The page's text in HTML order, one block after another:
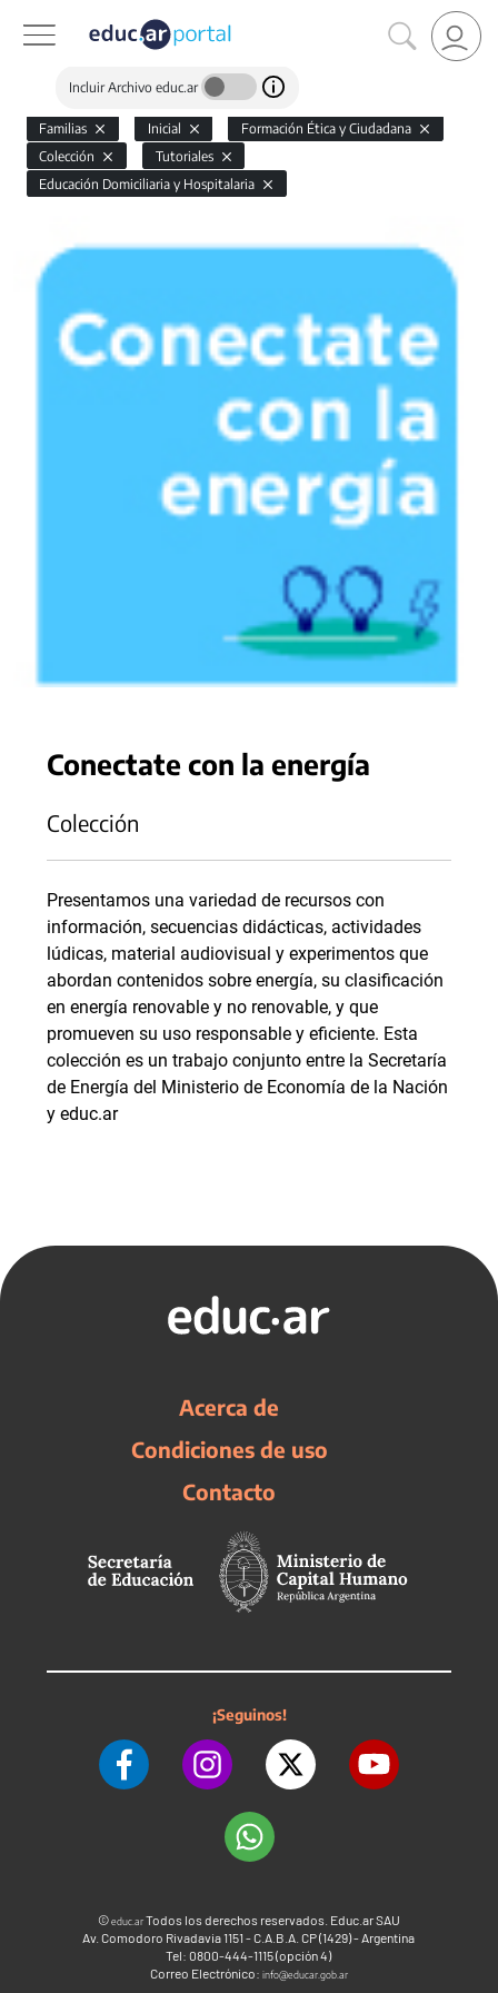
Incluir Archivo educ.ar
Familias Inicial
Formación Ética y Ciudadana
Colección
Tutoriales
Educación Domiciliaria y Hospitalaria
Conectate con la energía
Colección
Presentamos una variedad de recursos con
información, secuencias didácticas, actividades
lúdicas, material audiovisual y experimentos que
abordan contenidos sobre energía, su clasificación
en energía renovable y no renovable, y que
promueven su uso responsable y eficiente. Esta
colección es un trabajo conjunto entre la Secretaría
de Energía del Ministerio de Economía de la Nación
y educ.ar
Acerca de
Condiciones de uso
Contacto
¡Seguinos!
©educ.arTodos los derechos reservados. Educ.ar SAU
Av. Comodoro Rivadavia 1151 - C.A.B.A. CP (1429) - Argentina
Tel: 0800-444-1115 (opción 4)
Correo Electrónico: info@educar.gob.ar